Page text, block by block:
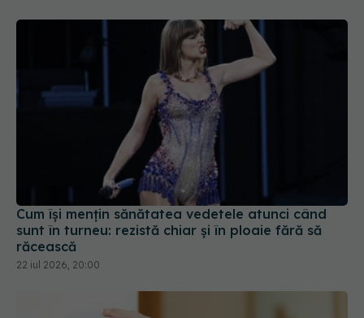
Cum își mențin sănătatea vedetele atunci când
sunt în turneu: rezistă chiar și în ploaie fără să
răcească
22 iul 2026, 20:00